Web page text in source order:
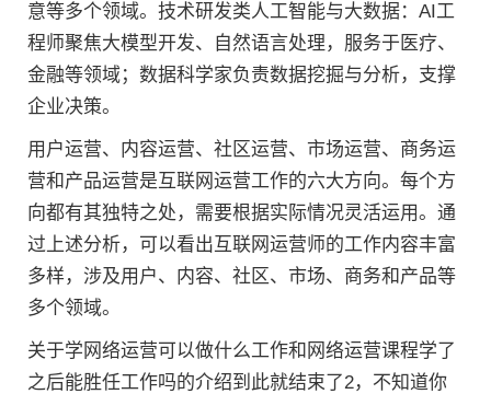
意等多个领域。技术研发类人工智能与大数据：AI工
程师聚焦大模型开发、自然语言处理，服务于医疗、
金融等领域；数据科学家负责数据挖掘与分析，支撑
企业决策。
用户运营、内容运营、社区运营、市场运营、商务运
营和产品运营是互联网运营工作的六大方向。每个方
向都有其独特之处，需要根据实际情况灵活运用。通
过上述分析，可以看出互联网运营师的工作内容丰富
多样，涉及用户、内容、社区、市场、商务和产品等
多个领域。
关于学网络运营可以做什么工作和网络运营课程学了
之后能胜任工作吗的介绍到此就结束了2，不知道你